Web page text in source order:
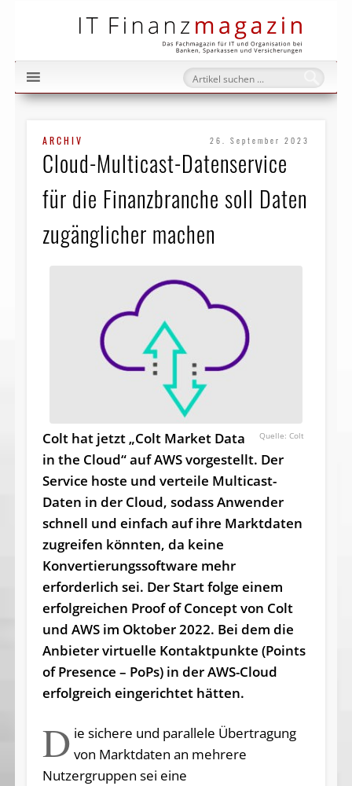
ARCHIV 26. September 2023
Cloud-Multicast-Datenservice
für die Finanzbranche soll Daten
zugänglicher machen
Colt
Colt hat jetzt „Colt Market Data
in the Cloud“ auf AWS vorgestellt. Der
Service hoste und verteile Multicast-
Daten in der Cloud, sodass Anwender
schnell und einfach auf ihre Marktdaten
zugreifen könnten, da keine
Konvertierungssoftware mehr
erforderlich sei. Der Start folge einem
erfolgreichen Proof of Concept von Colt
und AWS im Oktober 2022. Bei dem die
Anbieter virtuelle Kontaktpunkte (Points
of Presence – PoPs) in der AWS-Cloud
erfolgreich eingerichtet hätten.
D ie sichere und parallele Übertragung
von Marktdaten an mehrere
Nutzergruppen sei eine